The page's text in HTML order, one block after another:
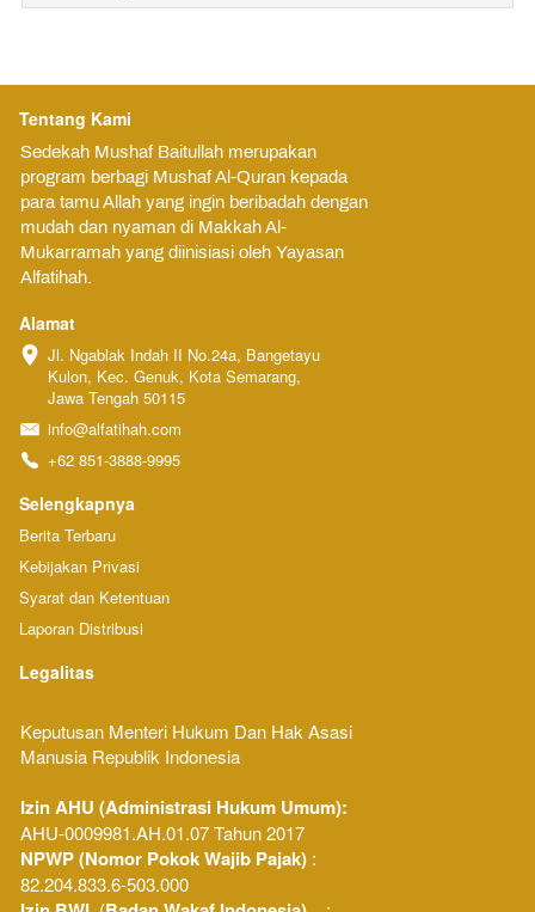
Tentang Kami
Sedekah Mushaf Baitullah merupakan
program berbagi Mushaf Al-Quran kepada
para tamu Allah yang ingin beribadah dengan
mudah dan nyaman di Makkah Al-
Mukarramah yang diinisiasi oleh Yayasan
Alfatihah.
Alamat
Jl. Ngablak Indah II No.24a, Bangetayu
Kulon, Kec. Genuk, Kota Semarang,
Jawa Tengah 50115
info@alfatihah.com
+62 851-3888-9995
Selengkapnya
Berita Terbaru
Kebijakan Privasi
Syarat dan Ketentuan
Laporan Distribusi
Legalitas
Keputusan Menteri Hukum Dan Hak Asasi
Manusia Republik Indonesia
AHU-0009981.AH.01.07 Tahun 2017
NPWP (Nomor Pokok Wajib Pajak) :
82.204.833.6-503.000